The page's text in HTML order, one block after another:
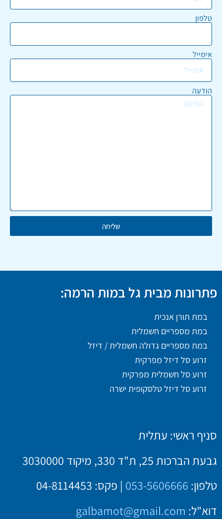
טלפון
אימייל
הודעה
שליחה
פתרונות מבית גל במות הרמה:
במת תורן אנכית
במת מספריים חשמלית
במת מספריים גדולה חשמלית / דיזל
זרוע סל דיזל מפרקית
זרוע סל חשמלית מפרקית
זרוע סל דיזל טלסקופית ישרה
סניף ראשי: עתלית
גבעת הברכות 25, ת"ד 330, מיקוד 3030000
טלפון: 053-5606666 | פקס: 04-8114453
דוא"ל: galbamot@gmail.com